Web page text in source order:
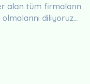
alan tüm firmaların
diliyoruz...